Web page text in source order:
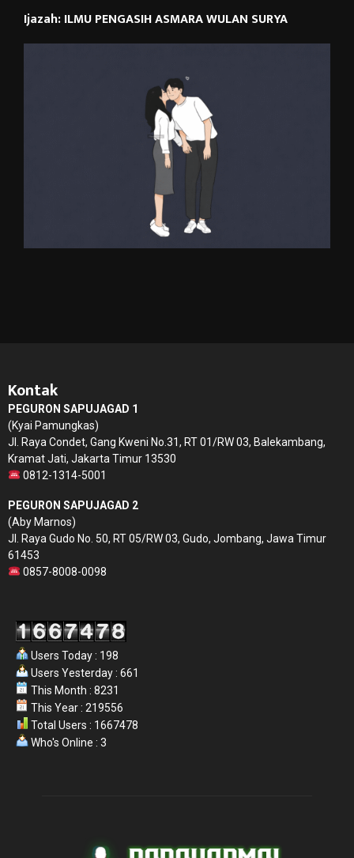
Ijazah: ILMU PENGASIH ASMARA WULAN SURYA
Kontak
PEGURON SAPUJAGAD 1
(Kyai Pamungkas)
Jl. Raya Condet, Gang Kweni No.31, RT 01/RW 03, Balekambang,
Kramat Jati, Jakarta Timur 13530
0812-1314-5001
PEGURON SAPUJAGAD 2
(Aby Marnos)
Jl. Raya Gudo No. 50, RT 05/RW 03, Gudo, Jombang, Jawa Timur
61453
0857-8008-0098
Users Today : 198
Users Yesterday : 661
This Month : 8231
This Year : 219556
Total Users : 1667478
Who's Online : 3